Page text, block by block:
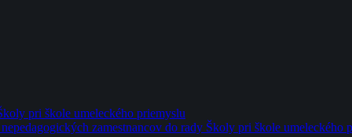
pri škole umeleckého priemyslu
zamestnancov do rady Školy pri škole umeleckého